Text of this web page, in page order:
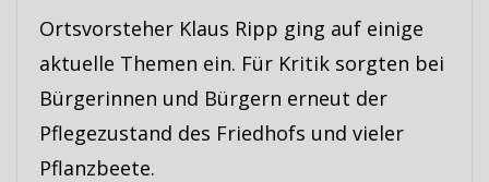
Ortsvorsteher Klaus Ripp ging auf einige
aktuelle Themen ein. Für Kritik sorgten bei
Bürgerinnen und Bürgern erneut der
Pflegezustand des Friedhofs und vieler
Pflanzbeete.